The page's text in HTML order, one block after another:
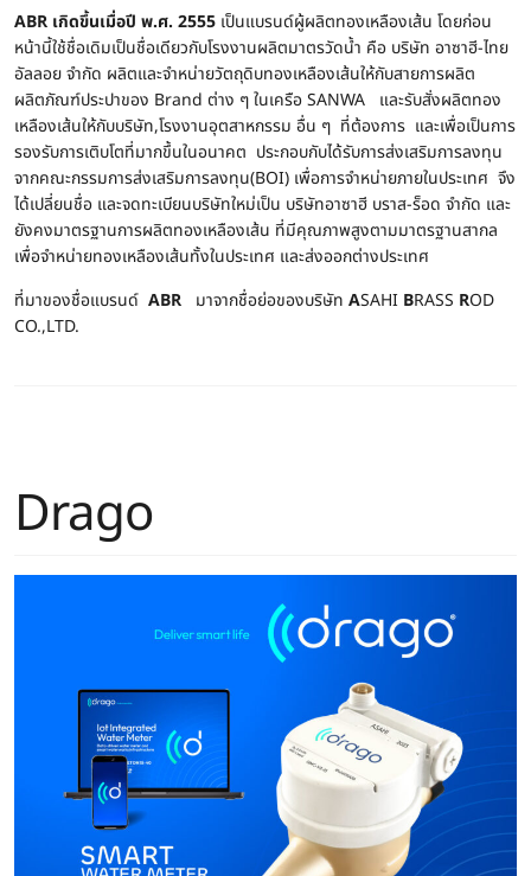
ABR เกิดขึ้นเมื่อปี พ.ศ. 2555 เป็นแบรนด์ผู้ผลิตทองเหลืองเส้น โดยก่อน
หน้านี้ใช้ชื่อเดิมเป็นชื่อเดียวกับโรงงานผลิตมาตรวัดน้ำ คือ บริษัท อาซาฮี-ไทย
อัลลอย จำกัด ผลิตและจำหน่ายวัตถุดิบทองเหลืองเส้นให้กับสายการผลิต
ผลิตภัณฑ์ประปาของ Brand ต่าง ๆ ในเครือ SANWA และรับสั่งผลิตทอง
เหลืองเส้นให้กับบริษัท,โรงงานอุตสาหกรรม อื่น ๆ ที่ต้องการ และเพื่อเป็นการ
รองรับการเติบโตที่มากขึ้นในอนาคต ประกอบกับได้รับการส่งเสริมการลงทุน
จากคณะกรรมการส่งเสริมการลงทุน(BOI) เพื่อการจำหน่ายภายในประเทศ จึง
ได้เปลี่ยนชื่อ และจดทะเบียนบริษัทใหม่เป็น บริษัทอาซาฮี บราส-ร็อด จำกัด และ
ยังคงมาตรฐานการผลิตทองเหลืองเส้น ที่มีคุณภาพสูงตามมาตรฐานสากล
เพื่อจำหน่ายทองเหลืองเส้นทั้งในประเทศ และส่งออกต่างประเทศ
ที่มาของชื่อแบรนด์ ABR มาจากชื่อย่อของบริษัท ASAHI BRASS ROD
CO.,LTD.
Drago